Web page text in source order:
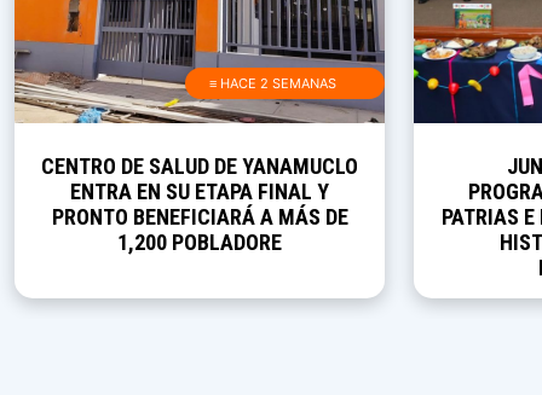
≡ HACE 2 SEMANAS
CENTRO DE SALUD DE YANAMUCLO
ENTRA EN SU ETAPA FINAL Y
PRONTO BENEFICIARÁ A MÁS DE
1,200 POBLADORE
PATRIAS